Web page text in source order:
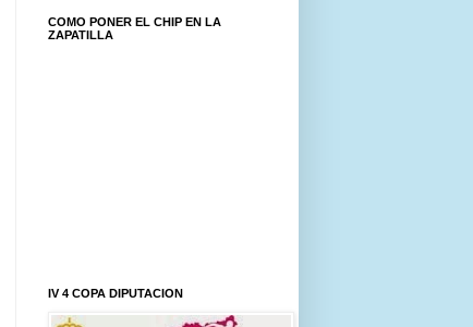
COMO PONER EL CHIP EN LA
ZAPATILLA
IV 4 COPA DIPUTACION